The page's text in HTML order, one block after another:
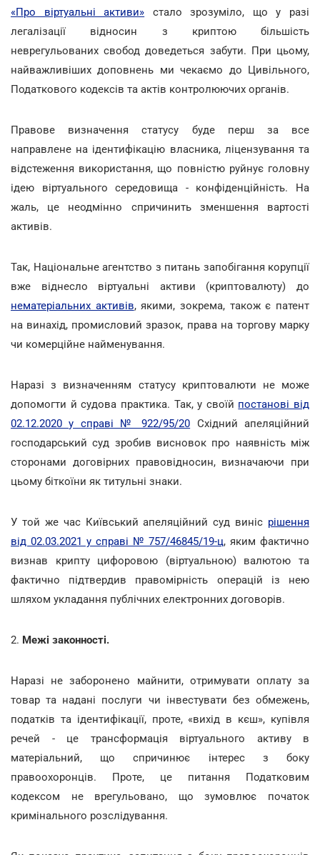
«Про віртуальні активи» стало зрозуміло, що у разі
легалізації відносин з криптою більшість
неврегульованих свобод доведеться забути. При цьому,
найважливіших доповнень ми чекаємо до Цивільного,
Податкового кодексів та актів контролюючих органів.
Правове визначення статусу буде перш за все
направлене на ідентифікацію власника, ліцензування та
відстеження використання, що повністю руйнує головну
ідею віртуального середовища - конфіденційність. На
жаль, це неодмінно спричинить зменшення вартості
активів.
Так, Національне агентство з питань запобігання корупції
вже віднесло віртуальні активи (криптовалюту) до
нематеріальних активів, якими, зокрема, також є патент
на винахід, промисловий зразок, права на торгову марку
чи комерційне найменування.
Наразі з визначенням статусу криптовалюти не може
допомогти й судова практика. Так, у своїй постанові від
02.12.2020 у справі № 922/95/20 Східний апеляційний
господарський суд зробив висновок про наявність між
сторонами договірних правовідносин, визначаючи при
цьому біткоїни як титульні знаки.
У той же час Київський апеляційний суд виніс рішення
від 02.03.2021 у справі № 757/46845/19-ц, яким фактично
визнав крипту цифоровою (віртуальною) валютою та
фактично підтвердив правомірність операцій із нею
шляхом укладання публічних електронних договорів.
2. Межі законності.
Наразі не заборонено майнити, отримувати оплату за
товар та надані послуги чи інвестувати без обмежень,
податків та ідентифікації, проте, «вихід в кєш», купівля
речей - це трансформація віртуального активу в
матеріальний, що спричинює інтерес з боку
правоохоронців. Проте, це питання Податковим
кодексом не врегульовано, що зумовлює початок
кримінального розслідування.